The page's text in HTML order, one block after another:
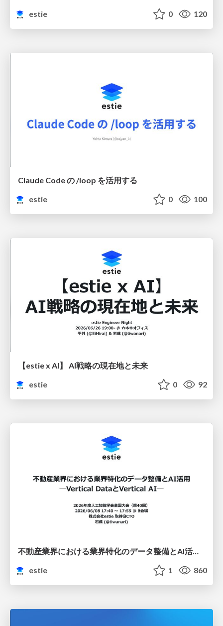
estie
0 120
Claude Code の /loop を活用する
estie
0 100
【estie x AI】 AI戦略の現在地と未来
estie
0 92
不動産業界における業界特化のデータ整備とAI活用 ─Vertical DataとVertical AI─
estie
1 860